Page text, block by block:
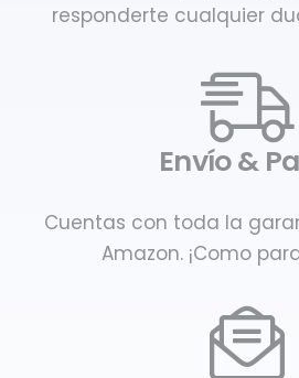
responderte cualquier
Envío &
Cuentas con toda la
Amazon. ¡Como